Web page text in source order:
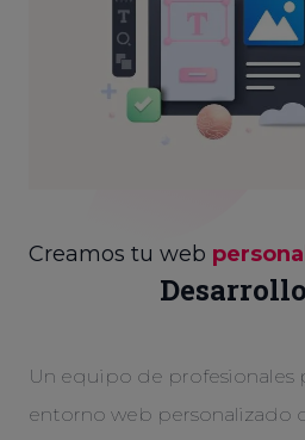
Creamos tu web
Un equipo de profesionales
entorno web personalizado